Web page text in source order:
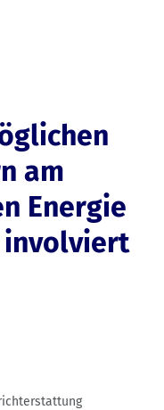
am
Energie
involviert